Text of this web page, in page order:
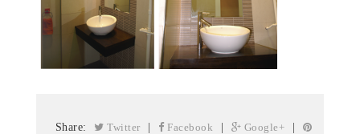
Share: Twitter Facebook Google+